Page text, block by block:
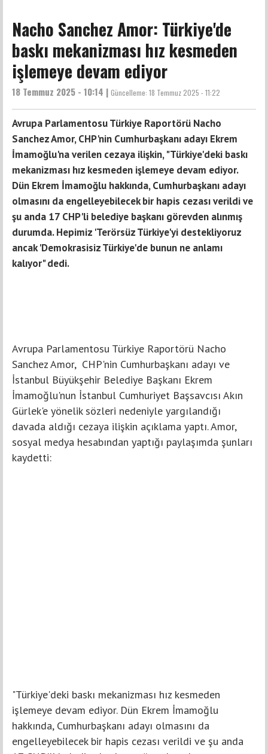
Nacho Sanchez Amor: Türkiye'de
baskı mekanizması hız kesmeden
işlemeye devam ediyor
18 Temmuz 2025 - 10:14 | Güncelleme: 18 Temmuz 2025 - 11:22
Avrupa Parlamentosu Türkiye Raportörü Nacho
Sanchez Amor, CHP'nin Cumhurbaşkanı adayı Ekrem
İmamoğlu'na verilen cezaya ilişkin, "Türkiye'deki baskı
mekanizması hız kesmeden işlemeye devam ediyor.
Dün Ekrem İmamoğlu hakkında, Cumhurbaşkanı adayı
olmasını da engelleyebilecek bir hapis cezası verildi ve
şu anda 17 CHP'li belediye başkanı görevden alınmış
durumda. Hepimiz 'Terörsüz Türkiye'yi destekliyoruz
ancak 'Demokrasisiz Türkiye'de bunun ne anlamı
kalıyor" dedi.
Avrupa Parlamentosu Türkiye Raportörü Nacho
Sanchez Amor, CHP'nin Cumhurbaşkanı adayı ve
İstanbul Büyükşehir Belediye Başkanı Ekrem
İmamoğlu'nun İstanbul Cumhuriyet Başsavcısı Akın
Gürlek'e yönelik sözleri nedeniyle yargılandığı
davada aldığı cezaya ilişkin açıklama yaptı. Amor,
sosyal medya hesabından yaptığı paylaşımda şunları
kaydetti:
"Türkiye'deki baskı mekanizması hız kesmeden
işlemeye devam ediyor. Dün Ekrem İmamoğlu
hakkında, Cumhurbaşkanı adayı olmasını da
engelleyebilecek bir hapis cezası verildi ve şu anda